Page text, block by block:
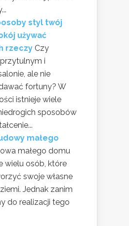
styl twój
używać
rzeczy Czy
i
ale nie
fortuny? W
istnieje wiele
sposobów
małego
małego domu
wielu osób, które
swoje własne
Jednak zanim
do realizacji tego